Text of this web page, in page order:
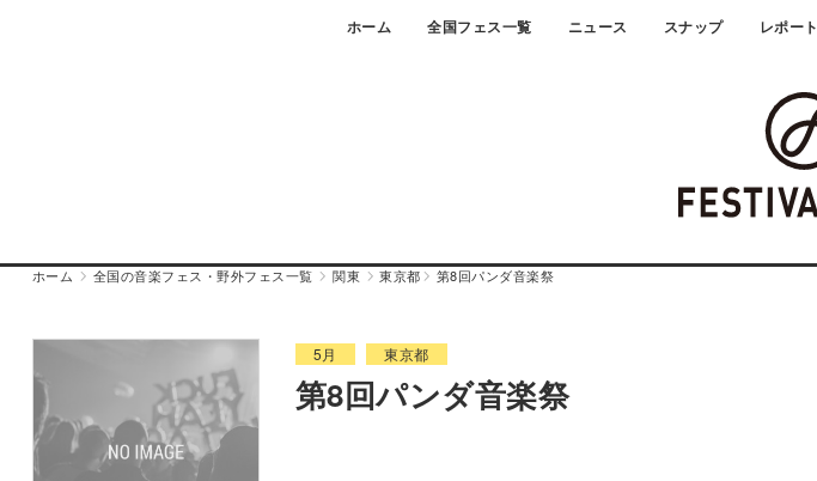
ホーム 全国フェス一覧 ニュース スナップ レポート
ホーム 全国の音楽フェス・野外フェス一覧 関東 東京都 第8回パンダ音楽祭
5月 東京都
第8回パンダ音楽祭